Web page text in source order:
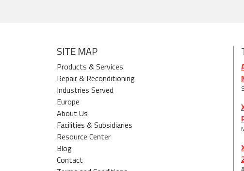
SITE MAP
Products & Services
Repair & Reconditioning
Industries Served
Europe
About Us
Facilities & Subsidiaries
Resource Center
Blog
Contact